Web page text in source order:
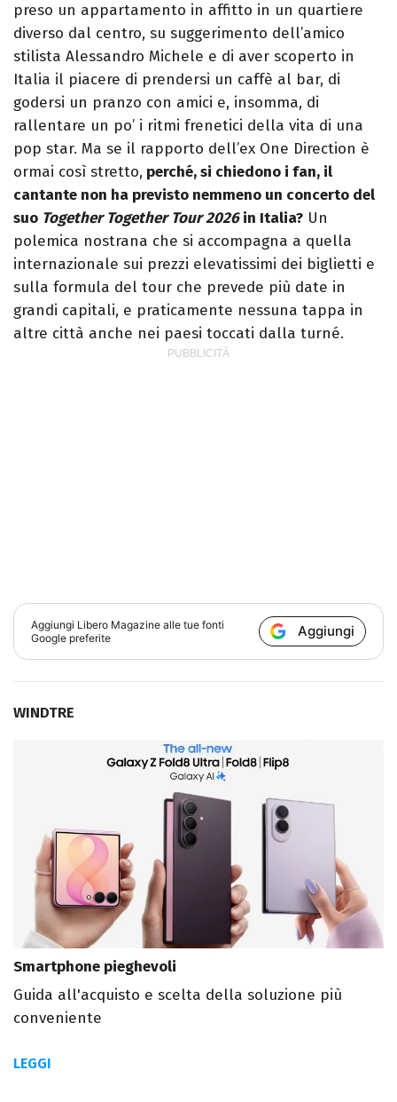
preso un appartamento in affitto in un quartiere
diverso dal centro, su suggerimento dell’amico
stilista Alessandro Michele e di aver scoperto in
Italia il piacere di prendersi un caffè al bar, di
godersi un pranzo con amici e, insomma, di
rallentare un po’ i ritmi frenetici della vita di una
pop star. Ma se il rapporto dell’ex One Direction è
ormai così stretto, perché, si chiedono i fan, il
cantante non ha previsto nemmeno un concerto del
suo Together Together Tour 2026in Italia? Un
polemica nostrana che si accompagna a quella
internazionale sui prezzi elevatissimi dei biglietti e
sulla formula del tour che prevede più date in
grandi capitali, e praticamente nessuna tappa in
altre città anche nei paesi toccati dalla turné.
Aggiungi Libero Magazine alle tue fonti
Google preferite
Aggiungi
WINDTRE
Smartphone pieghevoli
Guida all'acquisto e scelta della soluzione più
conveniente
LEGGI